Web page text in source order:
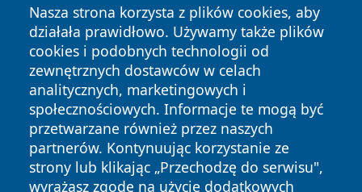
Nasza strona korzysta z plików cookies, aby
działała prawidłowo. Używamy także plików
cookies i podobnych technologii od
zewnętrznych dostawców w celach
analitycznych, marketingowych i
społecznościowych. Informacje te mogą być
przetwarzane również przez naszych
partnerów. Kontynuując korzystanie ze
strony lub klikając „Przechodzę do serwisu",
wyrażasz zgodę na użycie dodatkowych
Copyright © 2026 wrotagrudziadza.pl Wszystkie prawa
zastrzeżone.